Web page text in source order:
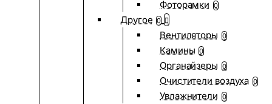
Фоторамки 0
Другое 0
Вентиляторы 0
Камины 0
Органайзеры 0
Очистители воздуха 0
Увлажнители 0